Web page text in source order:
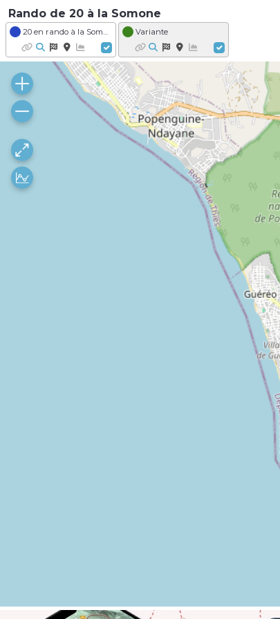
Rando de 20 à la Somone
Variante